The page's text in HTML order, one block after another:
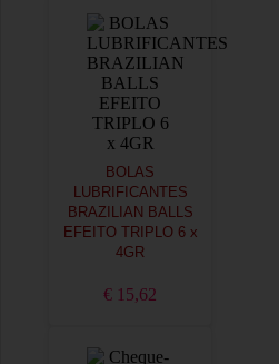
BOLAS
LUBRIFICANTES
BRAZILIAN BALLS
EFEITO TRIPLO 6 x
4GR
€ 15,62